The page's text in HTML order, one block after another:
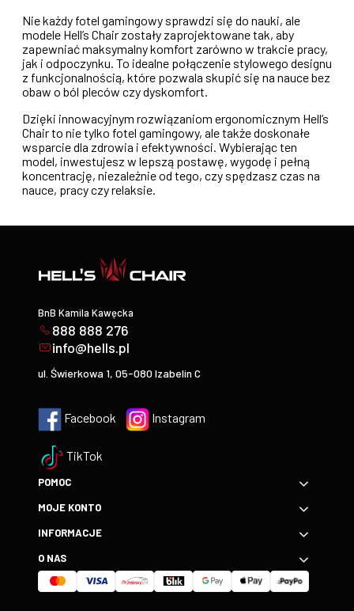
Nie każdy fotel gamingowy sprawdzi się do nauki, ale
modele Hell’s Chair zostały zaprojektowane tak, aby
zapewniać maksymalny komfort zarówno w trakcie pracy,
jak i odpoczynku. To idealne połączenie stylowego designu
z funkcjonalnością, które pozwala skupić się na nauce bez
obaw o ból pleców czy dyskomfort.
Dzięki innowacyjnym rozwiązaniom ergonomicznym Hell’s
Chair to nie tylko fotel gamingowy, ale także doskonałe
wsparcie dla zdrowia i efektywności. Wybierając ten
model, inwestujesz w lepszą postawę, wygodę i pełną
koncentrację, niezależnie od tego, czy spędzasz czas na
nauce, pracy czy relaksie.
BnB Kamila Kawęcka
888 888 276
info@hells.pl
ul. Świerkowa 1, 05-080 Izabelin C
Facebook Instagram
TikTok
POMOC
MOJE KONTO
INFORMACJE
O NAS